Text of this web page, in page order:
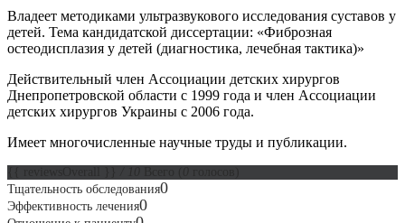
Владеет методиками ультразвукового исследования суставов у
детей. Тема кандидатской диссертации: «Фиброзная
остеодисплазия у детей (диагностика, лечебная тактика)»
Действительный член Ассоциации детских хирургов
Днепропетровской области с 1999 года и член Ассоциации
детских хирургов Украины с 2006 года.
Имеет многочисленные научные труды и публикации.
Тщательность обследования0
Эффективность лечения0